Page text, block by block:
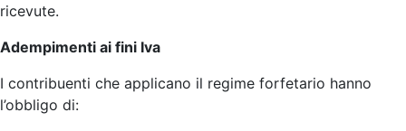
ricevute.
Adempimenti ai fini Iva
I contribuenti che applicano il regime forfetario hanno
l’obbligo di: